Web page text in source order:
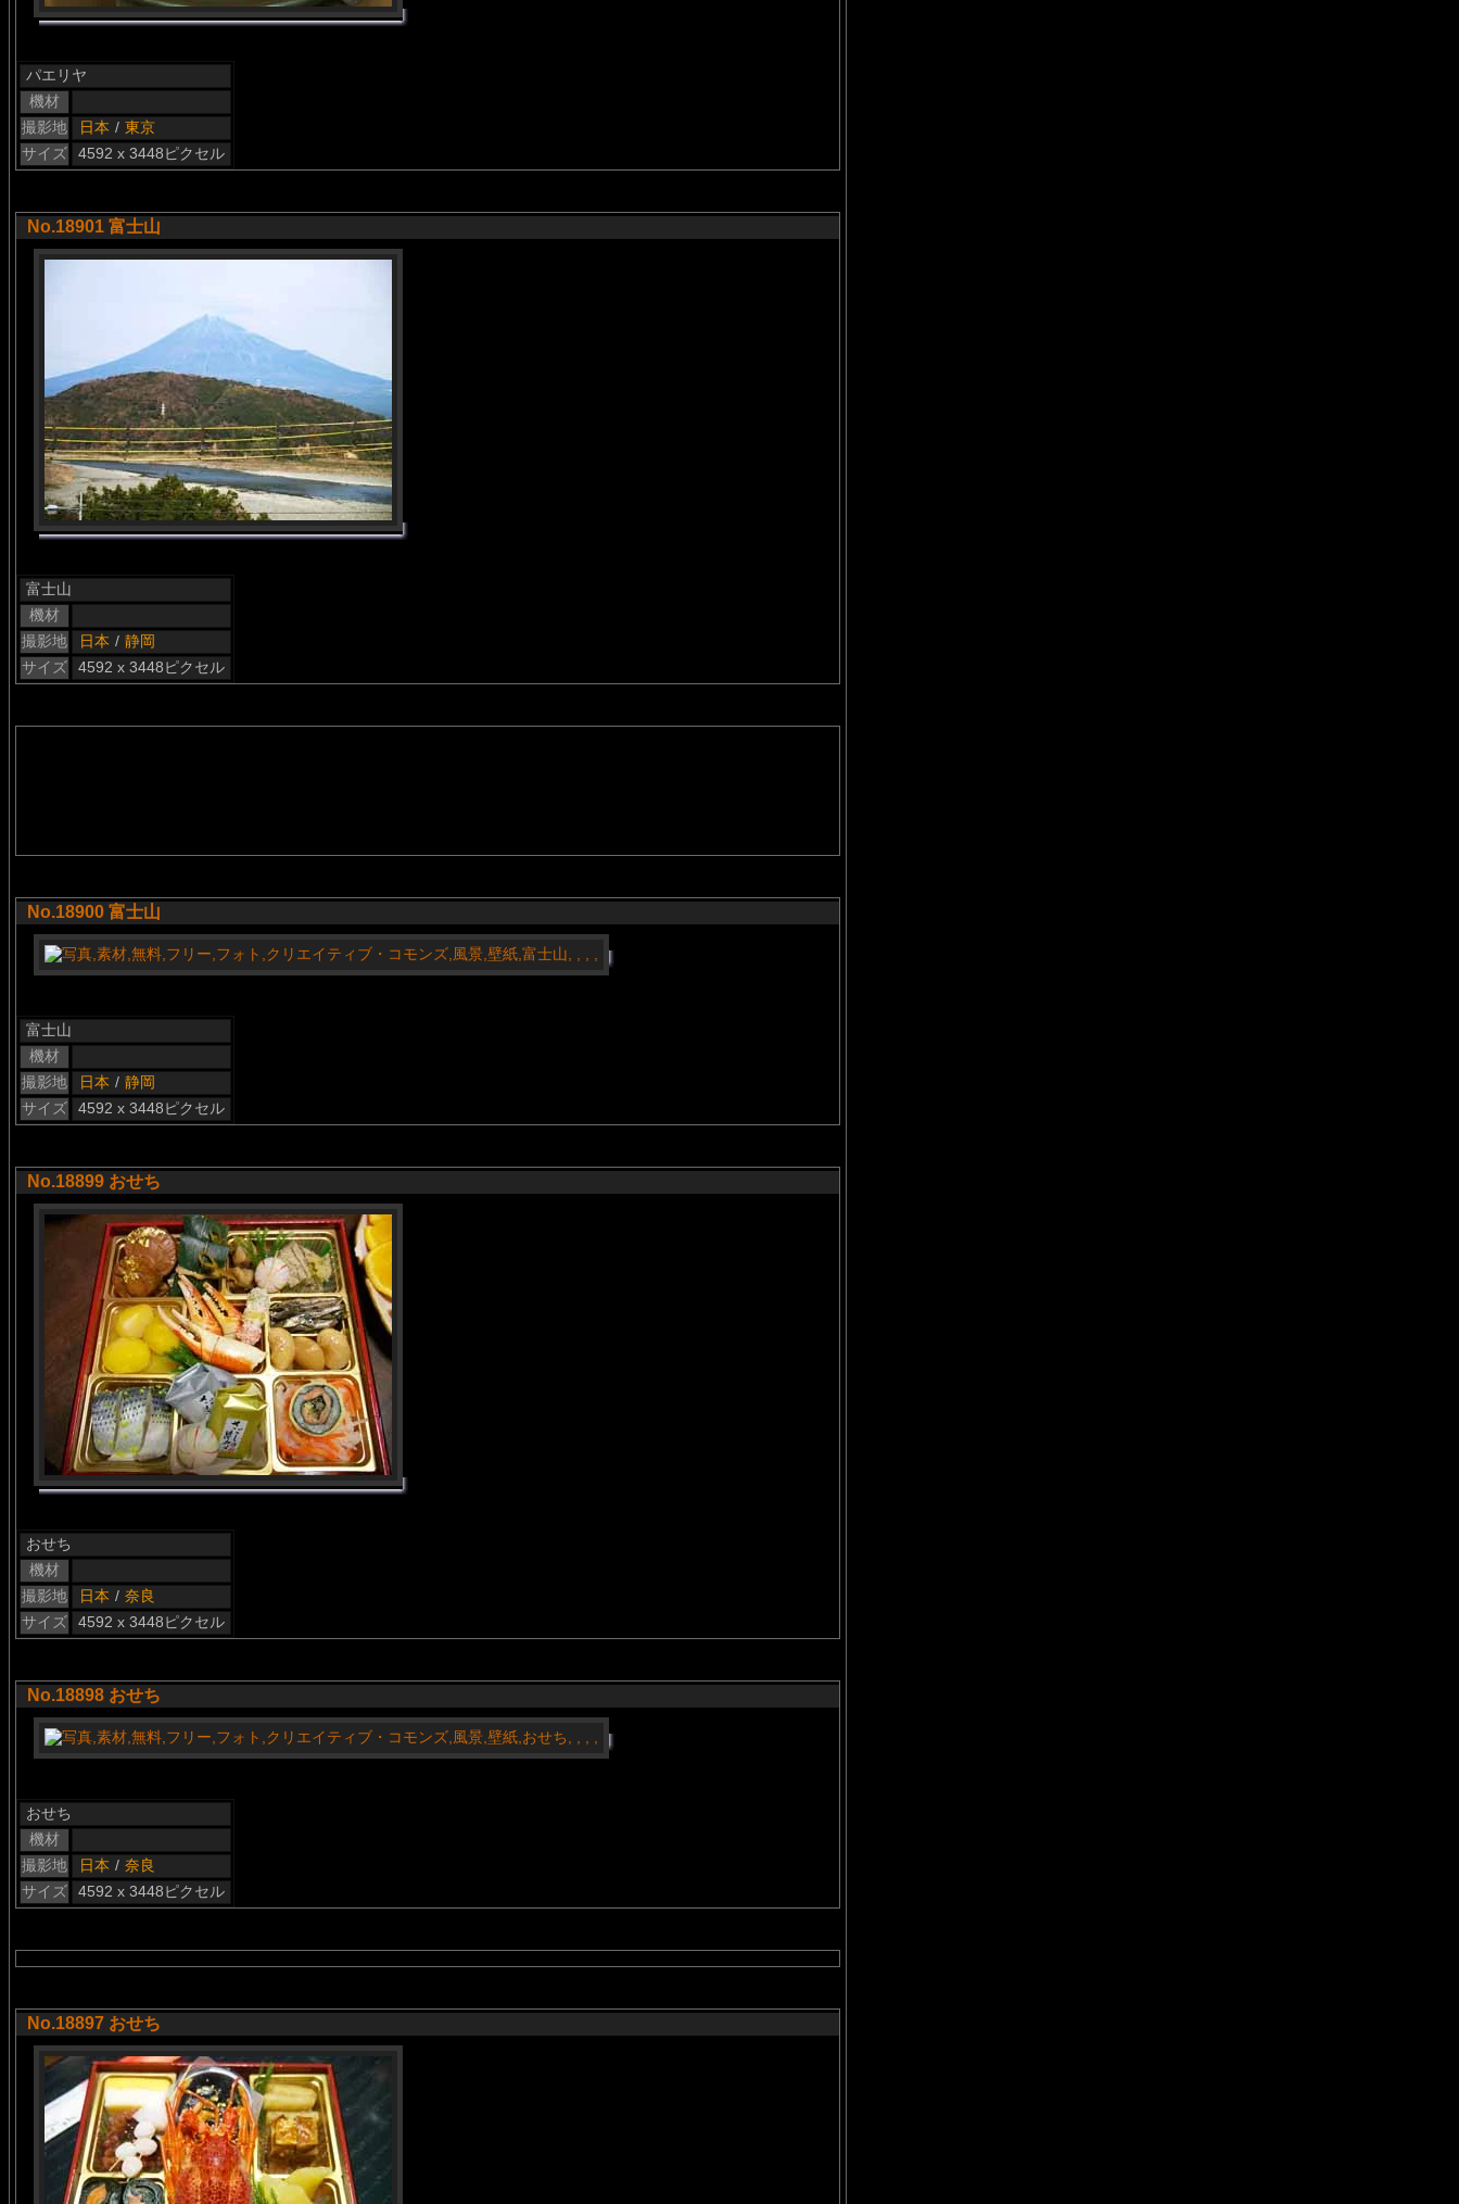
パエリヤ
機材
撮影地
日本 / 東京
サイズ
4592 x 3448ピクセル
No.18901 富士山
富士山
機材
撮影地
日本 / 静岡
サイズ
4592 x 3448ピクセル
No.18900 富士山
富士山
機材
撮影地
日本 / 静岡
サイズ
4592 x 3448ピクセル
No.18899 おせち
おせち
機材
撮影地
日本 / 奈良
サイズ
4592 x 3448ピクセル
No.18898 おせち
おせち
機材
撮影地
日本 / 奈良
サイズ
4592 x 3448ピクセル
No.18897 おせち